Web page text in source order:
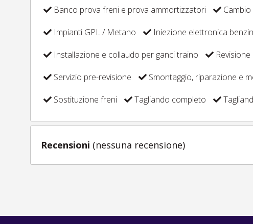
Banco prova freni e prova ammortizzatori
Impianti GPL / Metano
Iniezione elettronica
Installazione e collaudo per ganci traino
Servizio pre-revisione
Smontaggio, riparazione e
Sostituzione freni
Tagliando completo
Recensioni (nessuna recensione)